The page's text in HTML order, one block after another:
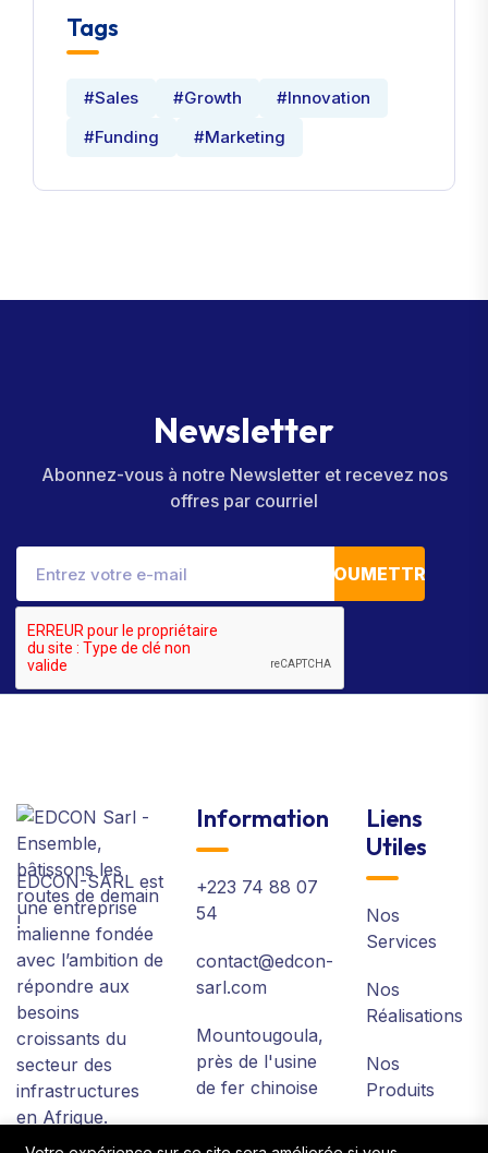
Tags
#Sales #Growth
#Innovation
#Funding
#Marketing
Newsletter
Abonnez-vous à notre Newsletter et recevez nos
offres par courriel
SOUMETTRE
EDCON-SARL est
une entreprise
malienne fondée
avec l’ambition de
répondre aux
besoins
croissants du
secteur des
infrastructures
en Afrique.
Information
+223 74 88 07
54
contact@edcon-
sarl.com
Mountougoula,
près de l'usine
de fer chinoise
Liens
Utiles
Nos
Services
Nos
Réalisations
Nos
Produits